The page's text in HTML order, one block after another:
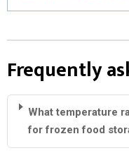
Frequently
What temperature
for frozen food